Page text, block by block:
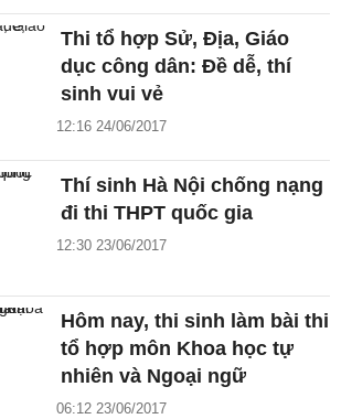
Thi tổ hợp Sử, Địa, Giáo
dục công dân: Đề dễ, thí
sinh vui vẻ
12:16 24/06/2017
Thí sinh Hà Nội chống nạng
đi thi THPT quốc gia
12:30 23/06/2017
Hôm nay, thi sinh làm bài thi
tổ hợp môn Khoa học tự
nhiên và Ngoại ngữ
06:12 23/06/2017